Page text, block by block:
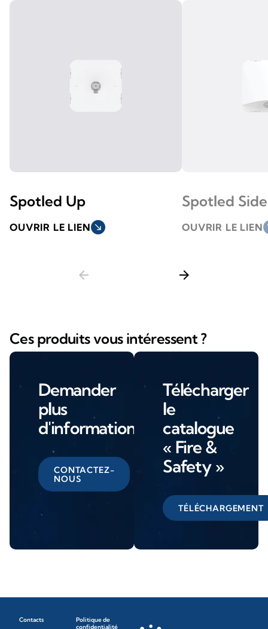
Spotled Up
OUVRIR LE LIEN south_east
Spotled Side
OUVRIR LE LIEN
arrow_back arrow_forward
Ces produits vous intéressent ?
Demander
plus
d'informations
CONTACTEZ-
NOUS
Télécharger
le
catalogue
« Fire &
Safety »
TÉLÉCHARGEMENT
Contacts
Politique de
confidentialité